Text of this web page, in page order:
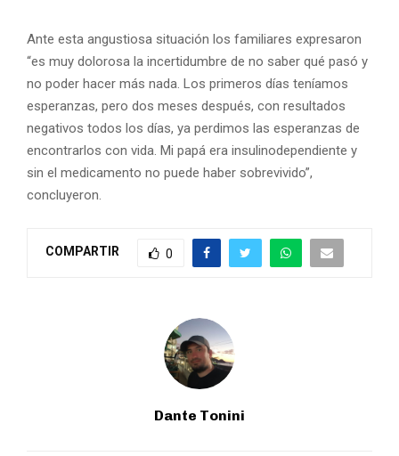
Ante esta angustiosa situación los familiares expresaron
“es muy dolorosa la incertidumbre de no saber qué pasó y
no poder hacer más nada. Los primeros días teníamos
esperanzas, pero dos meses después, con resultados
negativos todos los días, ya perdimos las esperanzas de
encontrarlos con vida. Mi papá era insulinodependiente y
sin el medicamento no puede haber sobrevivido”,
concluyeron.
COMPARTIR 0
Dante Tonini